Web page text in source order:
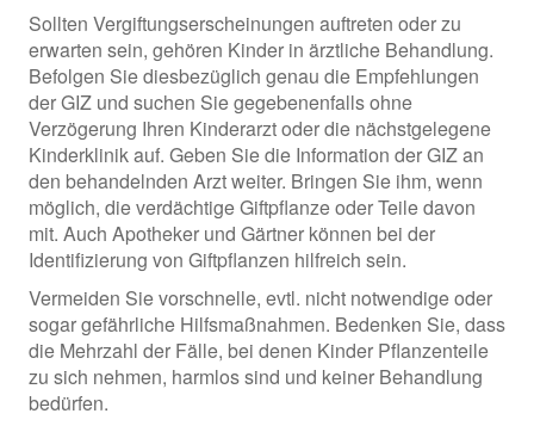
Sollten Vergiftungserscheinungen auftreten oder zu
erwarten sein, gehören Kinder in ärztliche Behandlung.
Befolgen Sie diesbezüglich genau die Empfehlungen
der GIZ und suchen Sie gegebenenfalls ohne
Verzögerung Ihren Kinderarzt oder die nächstgelegene
Kinderklinik auf. Geben Sie die Information der GIZ an
den behandelnden Arzt weiter. Bringen Sie ihm, wenn
möglich, die verdächtige Giftpflanze oder Teile davon
mit. Auch Apotheker und Gärtner können bei der
Identifizierung von Giftpflanzen hilfreich sein.
Vermeiden Sie vorschnelle, evtl. nicht notwendige oder
sogar gefährliche Hilfsmaßnahmen. Bedenken Sie, dass
die Mehrzahl der Fälle, bei denen Kinder Pflanzenteile
zu sich nehmen, harmlos sind und keiner Behandlung
bedürfen.